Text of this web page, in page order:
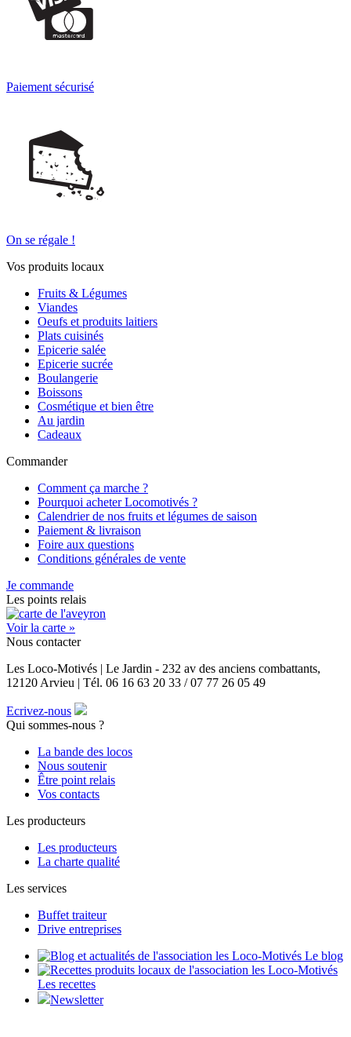
Paiement sécurisé
On se régale !
Vos produits locaux
Fruits & Légumes
Viandes
Oeufs et produits laitiers
Plats cuisinés
Epicerie salée
Epicerie sucrée
Boulangerie
Boissons
Cosmétique et bien être
Au jardin
Cadeaux
Commander
Comment ça marche ?
Pourquoi acheter Locomotivés ?
Calendrier de nos fruits et légumes de saison
Paiement & livraison
Foire aux questions
Conditions générales de vente
Je commande
Les points relais
Voir la carte »
Nous contacter
Les Loco-Motivés | Le Jardin - 232 av des anciens combattants,
12120 Arvieu | Tél. 06 16 63 20 33 / 07 77 26 05 49
Ecrivez-nous
Qui sommes-nous ?
La bande des locos
Nous soutenir
Être point relais
Vos contacts
Les producteurs
Les producteurs
La charte qualité
Les services
Buffet traiteur
Drive entreprises
Le blog
Les recettes
Newsletter